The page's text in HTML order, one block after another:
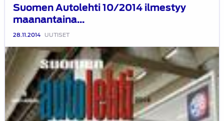
Suomen Autolehti 10/2014 ilmestyy
maanantaina...
28.11.2014 UUTISET
Suomen
Autolehti
9/2014
ilmestyy
maanantaina
3.11.2014